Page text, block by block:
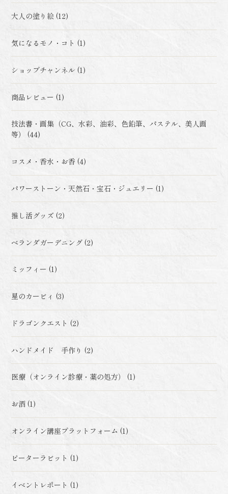
大人の塗り絵 (12)
気になるモノ・コト (1)
ショップチャンネル (1)
商品レビュー (1)
技法書・画集（CG、水彩、油彩、色鉛筆、パステル、美人画
等） (44)
コスメ・香水・お香 (4)
パワーストーン・天然石・宝石・ジュエリー (1)
推し活グッズ (2)
ベランダガーデニング (2)
ミッフィー (1)
星のカービィ (3)
ドラゴンクエスト (2)
ハンドメイド 手作り (2)
医療（オンライン診療・薬の処方） (1)
お酒 (1)
オンライン講座プラットフォーム (1)
ピーターラビット (1)
イベントレポート (1)